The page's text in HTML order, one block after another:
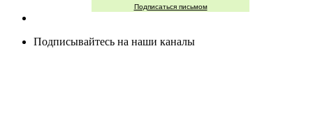
Подписаться письмом
Подписывайтесь на наши каналы